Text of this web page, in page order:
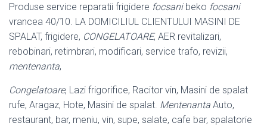
Produse service reparatii frigidere focsanibeko focsani
vrancea 40/10. LA DOMICILIUL CLIENTULUI MASINI DE
SPALAT, frigidere, CONGELATOARE, AER revitalizari,
rebobinari, retimbrari, modificari, service trafo, revizii,
mentenanta,
Congelatoare, Lazi frigorifice, Racitor vin, Masini de spalat
rufe, Aragaz, Hote, Masini de spalat. Mentenanta Auto,
restaurant, bar, meniu, vin, supe, salate, cafe bar, spalatorie